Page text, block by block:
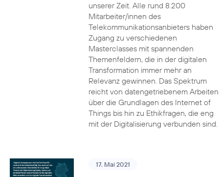
unserer Zeit. Alle rund 8.200
Mitarbeiter/innen des
Telekommunikationsanbieters haben
Zugang zu verschiedenen
Masterclasses mit spannenden
Themenfeldern, die in der digitalen
Transformation immer mehr an
Relevanz gewinnen. Das Spektrum
reicht von datengetriebenem Arbeiten
über die Grundlagen des Internet of
Things bis hin zu Ethikfragen, die eng
mit der Digitalisierung verbunden sind.
17. Mai 2021